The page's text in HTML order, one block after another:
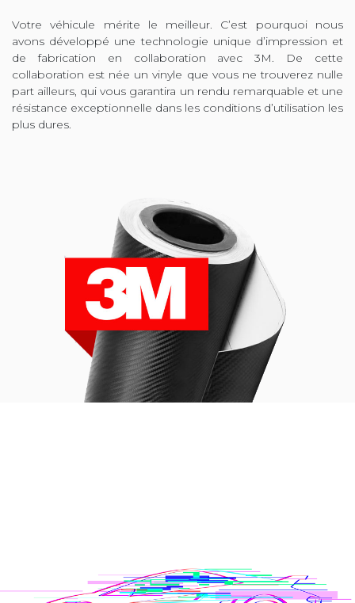
Votre véhicule mérite le meilleur. C’est pourquoi nous
avons développé une technologie unique d’impression et
de fabrication en collaboration avec 3M. De cette
collaboration est née un vinyle que vous ne trouverez nulle
part ailleurs, qui vous garantira un rendu remarquable et une
résistance exceptionnelle dans les conditions d’utilisation les
plus dures.